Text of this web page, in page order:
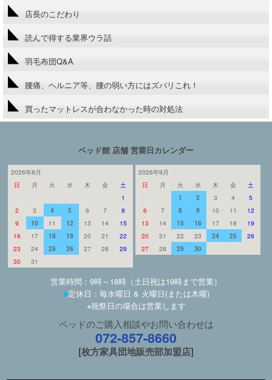
店長のこだわり
読んで得する業界ウラ話
羽毛布団Q&A
腰痛、ヘルニア等、腰の弱い方にはズバリこれ！
買ったマットレスが合わなかった時の対処法
ベッド館 店舗 営業日カレンダー
2026年8月
日
月 火 水 木 金
土
1
2
3 4 5 6 7
8
9
10 11 12 13 14
15
16
17 18 19 20 21
22
23
24 25 26 27 28
29
30
31
2026年9月
日
月 火 水 木 金
土
1
2 3 4
5
6
7 8 9 10 11
12
13
14 15 16 17 18
19
20
21 22 23 24 25
26
27
28 29 30
営業時間：9時～18時（土日祝は19時まで営業）
■定休日：毎水曜日 & 火曜日(または木曜)
※祝祭日の場合は営業します
ベッドのご購入相談やお問い合わせは
072-857-8660
[枚方家具団地販売部加盟店]